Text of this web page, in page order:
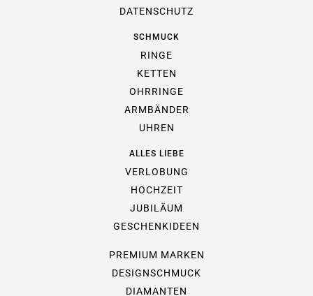
DATENSCHUTZ
SCHMUCK
RINGE
KETTEN
OHRRINGE
ARMBÄNDER
UHREN
ALLES LIEBE
VERLOBUNG
HOCHZEIT
JUBILÄUM
GESCHENKIDEEN
PREMIUM MARKEN
DESIGNSCHMUCK
DIAMANTEN